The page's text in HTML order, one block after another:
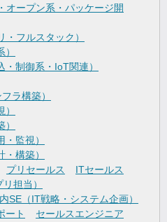
オープン系・パッケージ開
フルスタック）
制御系・IoT関連）
ラ構築）
監視）
構築）
プリセールス
ITセールス
担当）
SE（IT戦略・システム企画）
ート
セールスエンジニア